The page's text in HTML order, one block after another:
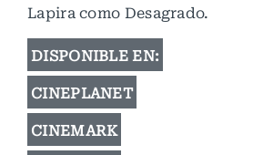
Lapira como Desagrado.
DISPONIBLE EN:
CINEPLANET
CINEMARK